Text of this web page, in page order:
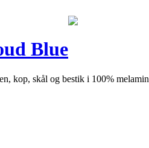
Blue
kop, skål og bestik i 100%